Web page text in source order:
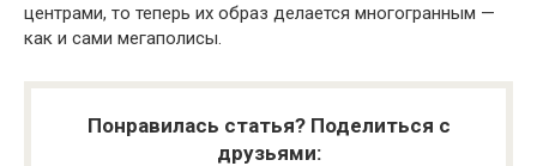
центрами, то теперь их образ делается многогранным —
как и сами мегаполисы.
Понравилась статья? Поделиться с
друзьями: